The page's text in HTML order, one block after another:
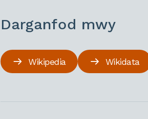
Darganfod mwy
Wikipedia Wikidata